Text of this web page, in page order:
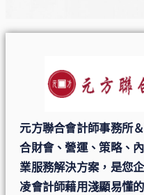
元方聯合會計師事務所
合財會、營運、策略、
業服務解決方案，是您
凌會計師藉用淺顯易懂